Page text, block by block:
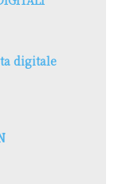
digitale